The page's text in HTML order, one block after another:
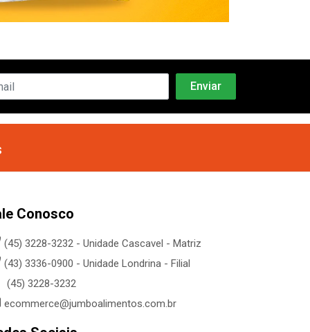
Conosco
(45) 3228-3232 - Unidade Cascavel - Matriz
(43) 3336-0900 - Unidade Londrina - Filial
(45) 3228-3232
ecommerce@jumboalimentos.com.br